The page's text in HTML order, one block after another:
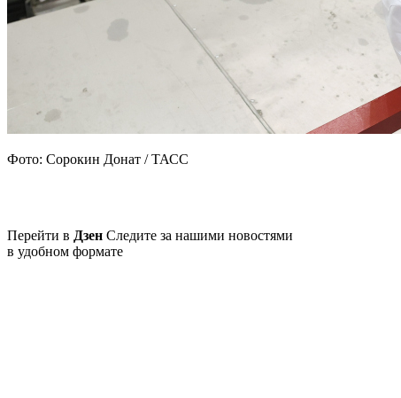
Фото: Сорокин Донат / ТАСС
Перейти в Дзен Следите за нашими новостями
в удобном формате